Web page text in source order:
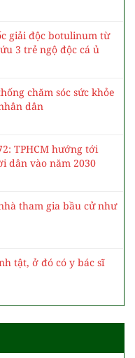
giải độc botulinum từ
3 trẻ ngộ độc cá ủ
chăm sóc sức khỏe
dân
TPHCM hướng tới
dân vào năm 2030
tham gia bầu cử như
tật, ở đó có y bác sĩ